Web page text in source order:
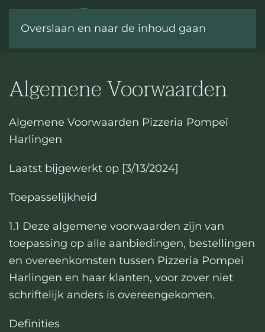
Overslaan en naar de inhoud gaan
Algemene Voorwaarden
Algemene Voorwaarden Pizzeria Pompeï
Harlingen
Laatst bijgewerkt op [3/13/2024]
Toepasselijkheid
1.1 Deze algemene voorwaarden zijn van
toepassing op alle aanbiedingen, bestellingen
en overeenkomsten tussen Pizzeria Pompeï
Harlingen en haar klanten, voor zover niet
schriftelijk anders is overeengekomen.
Definities